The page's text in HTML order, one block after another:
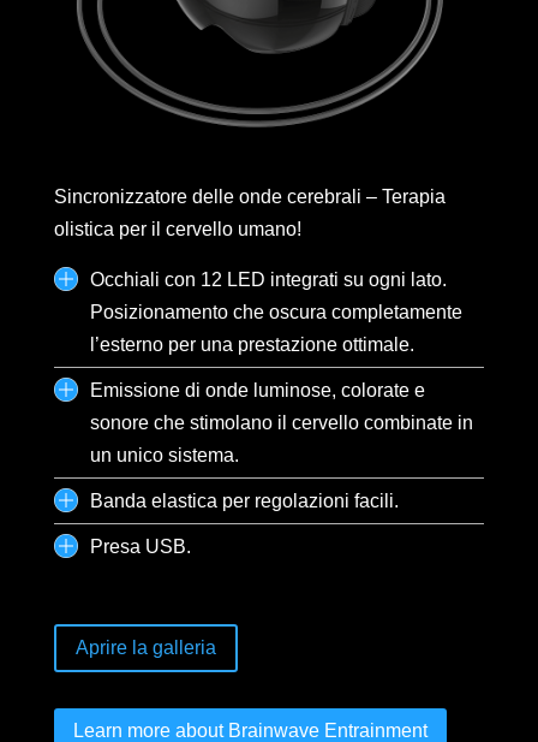
Sincronizzatore delle onde cerebrali – Terapia
olistica per il cervello umano!
Occhiali con 12 LED integrati su ogni lato.
Posizionamento che oscura completamente
l’esterno per una prestazione ottimale.
Emissione di onde luminose, colorate e
sonore che stimolano il cervello combinate in
un unico sistema.
Banda elastica per regolazioni facili.
Presa USB.
Aprire la galleria
Learn more about Brainwave Entrainment